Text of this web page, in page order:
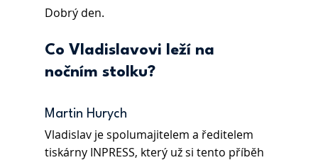
Dobrý den.
Co Vladislavovi leží na
nočním stolku?
Martin Hurych
Vladislav je spolumajitelem a ředitelem
tiskárny INPRESS, který už si tento příběh